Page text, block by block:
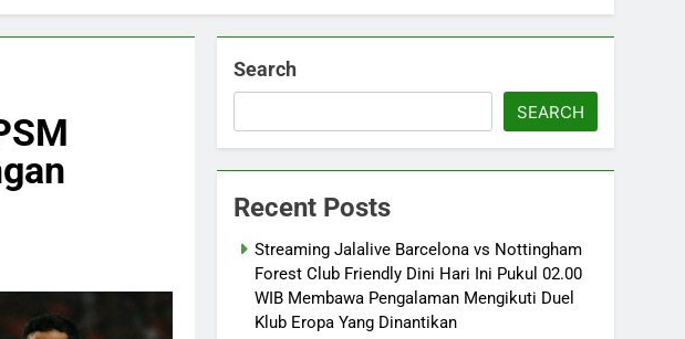
Search
SEARCH
Recent Posts
Streaming Jalalive Barcelona vs Nottingham
Forest Club Friendly Dini Hari Ini Pukul 02.00
WIB Membawa Pengalaman Mengikuti Duel
Klub Eropa Yang Dinantikan